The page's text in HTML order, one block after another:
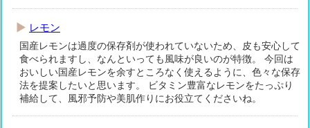
レモン
国産レモンは過度の保存剤が使われていないため、皮も安心して
食べられますし、なんといっても風味が良いのが特徴。 今回は
おいしい国産レモンを余すところなく使えるように、色々な保存
法を提案したいと思います。 ビタミン豊富なレモンをたっぷり
補給して、風邪予防や美肌作りにお役立てくださいね。